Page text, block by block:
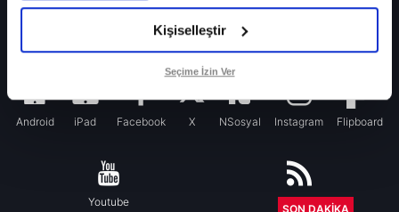
Kişiselleştir
Seçime İzin Ver
Fenerbahçe’nin yeni transferi Mason Greenwood için olay sözler!
Galatasaray’da rota yeniden Thiago Almada!
Android iPad Facebook X NSosyal Instagram Flipboard
Youtube RSS
SON DAKİKA